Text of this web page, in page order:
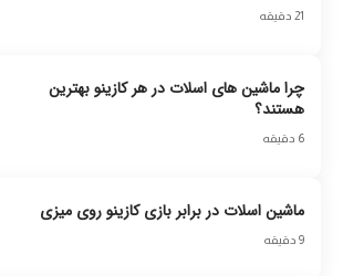
21 دقیقه
چرا ماشین های اسلات در هر کازینو بهترین
هستند؟
6 دقیقه
ماشین اسلات در برابر بازی کازینو روی میزی
9 دقیقه